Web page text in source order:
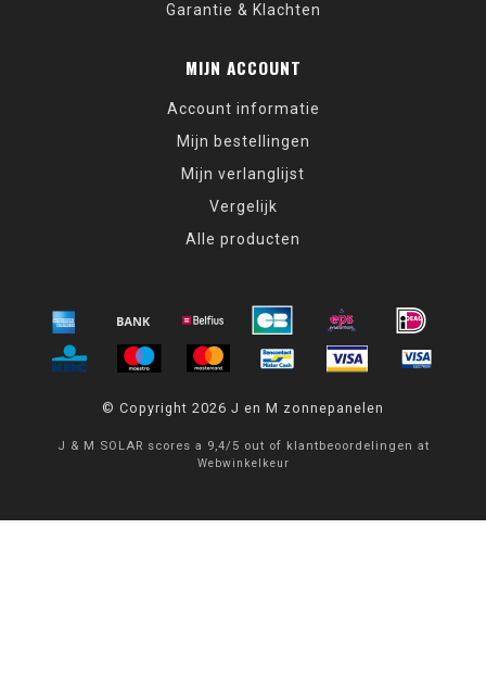
Garantie & Klachten
MIJN ACCOUNT
Account informatie
Mijn bestellingen
Mijn verlanglijst
Vergelijk
Alle producten
© Copyright 2026 J en M zonnepanelen
J & M SOLAR scores a 9,4/ 5 out of klantbeoordelingen at
Webwinkelkeur